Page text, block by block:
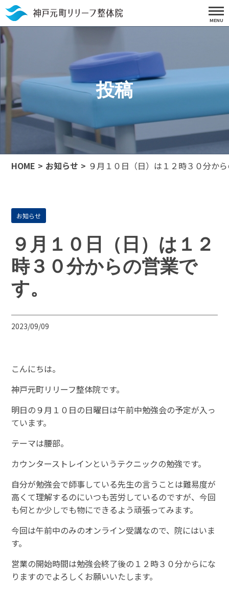
投稿
HOME お知らせ ９月１０日（日）は１２時３０分か
お知らせ
９月１０日（日）は１２
時３０分からの営業で
す。
2023/09/09
こんにちは。
神戸元町リリーフ整体院です。
明日の９月１０日の日曜日は午前中勉強会の予定が入っ
ています。
テーマは腰部。
カウンターストレインというテクニックの勉強です。
自分が勉強会で師事している先生の言うことは難易度が
高くて理解するのにいつも苦労しているのですが、今回
も何とか少しでも物にできるよう頑張ってみます。
今回は午前中のみのオンライン受講なので、院にはいま
す。
営業の開始時間は勉強会終了後の１２時３０分からにな
りますのでよろしくお願いいたします。